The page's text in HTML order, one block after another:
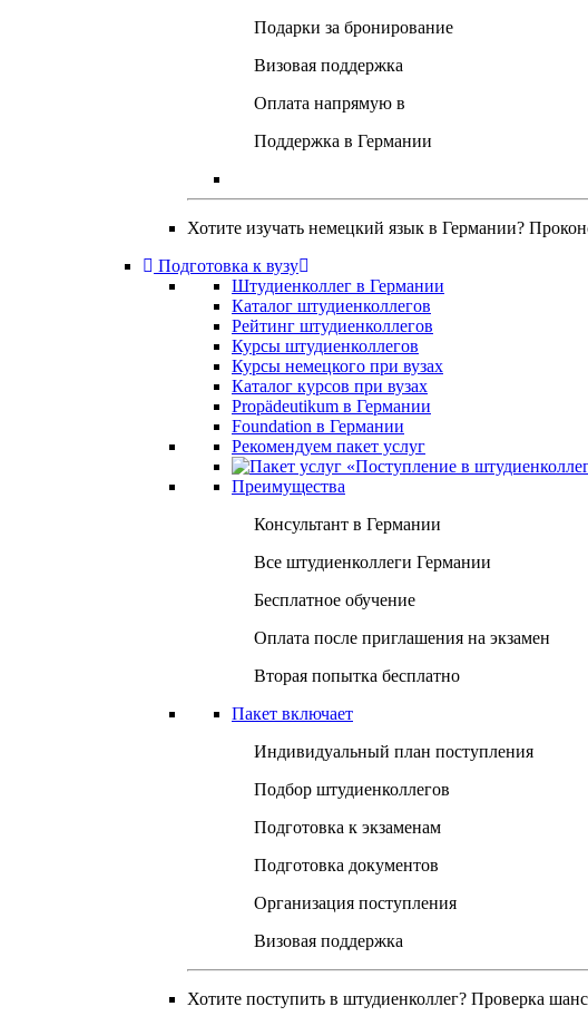
Подарки за бронирование
Визовая поддержка
Оплата напрямую в
Поддержка в Германии
Хотите изучать немецкий язык в Германии?
Подготовка к вузу
Штудиенколлег в Германии
Каталог штудиенколлегов
Рейтинг штудиенколлегов
Курсы штудиенколлегов
Курсы немецкого при вузах
Каталог курсов при вузах
Propädeutikum в Германии
Foundation в Германии
Рекомендуем пакет услуг
Преимущества
Консультант в Германии
Все штудиенколлеги Германии
Бесплатное обучение
Оплата после приглашения на экзамен
Вторая попытка бесплатно
Пакет включает
Индивидуальный план поступления
Подбор штудиенколлегов
Подготовка к экзаменам
Подготовка документов
Организация поступления
Визовая поддержка
Хотите поступить в штудиенколлег? Проверка